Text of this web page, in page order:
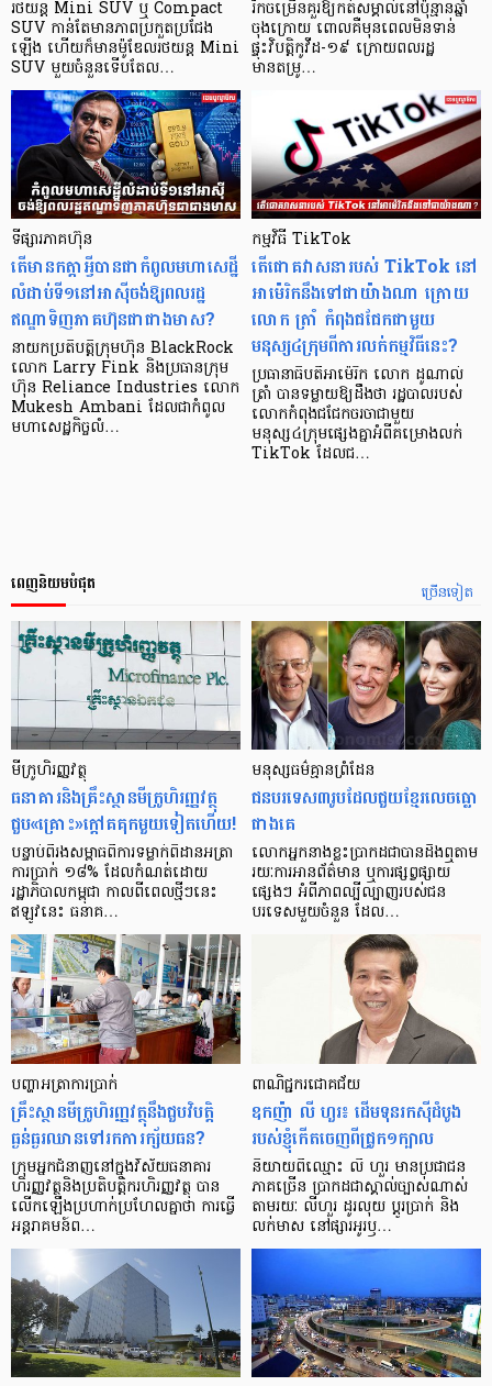
រថយន្ត Mini SUV ឬ Compact
SUV កាន់តែមានភាពប្រកួតប្រជែង
ឡើង ហើយក៏មានម៉ូឌែលរថយន្ត Mini
SUV មួយចំនួនទើបតែល…
រីកចម្រើនគួរឱ្យកត់សម្គាល់នៅប៉ុន្មានឆ្នាំ
ចុងក្រោយ ពោលគឺមុនពេលមិនទាន់
ផ្ទុះវិបត្តិកូវីដ-១៩ ក្រោយពលរដ្ឋ
មានតម្រូ…
ទីផ្សារភាគហ៊ុន
តើមានកត្តាអ្វីបានជាកំពូលមហាសេដ្ឋី
លំដាប់ទី១នៅអាស៊ីចង់ឱ្យពលរដ្ឋ
ឥណ្ឌាទិញភាគហ៊ុនជាជាងមាស?
នាយកប្រតិបត្តិក្រុមហ៊ុន BlackRock
លោក Larry Fink និងប្រធានក្រុម
ហ៊ុន Reliance Industries លោក
Mukesh Ambani ដែលជាកំពូល
មហាសេដ្ឋកិច្ចលំ…
កម្មវិធី TikTok
តើជោគវាសនារបស់ TikTok នៅ
អាម៉េរិកនឹងទៅជាយ៉ាងណា ក្រោយ
លោក ត្រាំ កំពុងជជែកជាមួយ
មនុស្ស៤ក្រុមពីការលក់កម្មវិធីនេះ?
ប្រធានាធិបតីអាម៉េរិក លោក ដូណាល់
ត្រាំ បានទម្លាយឱ្យដឹងថា រដ្ឋបាលរបស់
លោកកំពុងជជែកចរចាជាមួយ
មនុស្ស៤ក្រុមផ្សេងគ្នាអំពីគម្រោងលក់
TikTok ដែលជ…
ច្រើនទៀត
ពេញនិយមបំផុត
មីក្រូ​ហិរញ្ញវត្ថុ
ធនាគារ​និង​គ្រឹះស្ថាន​មីក្រូ​ហិរញ្ញវត្ថុ​
ជួប«គ្រោះ»ក្តៅ​គគុក​មួយ​ទៀត​ហើយ!
បន្ទាប់​ពី​រង​សម្ពាធ​​ពី​ការ​ទម្លាក់​ពិដាន​អត្រា​
ការ​ប្រាក់ ១៨​% ដែល​កំណត់​ដោយ​
រដ្ឋាភិបាល​កម្ពុជា កាល​ពី​ពេល​ថ្មីៗ​នេះ
ឥឡូវ​នេះ ធនាគ…
មនុស្ស​ធម៌​គ្មាន​ព្រំដែន
ជន​បរទេស​៣​រូប​ដែល​ជួយ​ខ្មែរ​លេច​ធ្លោ​
ជាង​គេ
លោកអ្នក​នាង​ខ្លះ​ប្រាកដ​ជា​បាន​​ដឹង​ឮ​តាម​
រយៈ​ការ​អាន​ព័ត៌មាន ឬ​ការ​ផ្សព្វផ្សាយ​
ផ្សេងៗ អំពី​ភាព​ល្បីល្បាញ​របស់​ជន​
បរទេស​មួយ​ចំនួន ដែល…
បញ្ហា​អត្រា​ការប្រាក់
គ្រឹះស្ថាន​មីក្រូ​ហិរញ្ញវត្ថុ​នឹង​ជួប​វិបត្តិ​
ធ្ងន់ធ្ងរ​ឈាន​ទៅ​រក​ការ​ក្ស័យធន?
ក្រុម​អ្នក​ជំនាញ​នៅ​ក្នុង​វិស័យ​ធនាគារ
ហិរញ្ញវត្ថុ​និង​ប្រតិបត្តិករ​ហិរញ្ញ​វត្ថុ បាន​​
លើក​ឡើង​ប្រហាក់​ប្រហែល​គ្នា​ថា ការ​ធ្វើ​
អន្តរាគមន៍​ព…
ពាណិជ្ជករជោគជ័យ
ឧកញ៉ា លី ហួរ៖ ដើមទុនរកស៊ីដំបូង
របស់ខ្ញុំកើតចេញពីជ្រូក១ក្បាល
និយាយ​ពី​ឈ្មោះ លី ហួរ មាន​ប្រជាជន​
ភាគ​ច្រើន ប្រាកដ​ជា​ស្គាល់​ច្បាស់​ណាស់
តាមរយៈ លីហួរ ដូរ​លុយ ប្តូរ​បា្រក់ និង​
លក់​មាស នៅ​ផ្សារ​អូរ​ឫ…